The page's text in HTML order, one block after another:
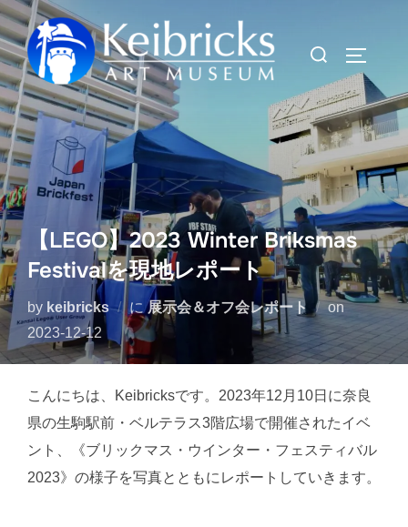
コ
ン
テ
ン
ツ
へ
ス
キ
ッ
プ
検
対
象:
【LEGO】2023 Winter Briksmas
Festivalを現地レポート
by keibricks に展示会＆オフ会レポート on 投
稿
日:
2023-12-12
こんにちは、Keibricksです。2023年12月10日に奈良
県の生駒駅前・ベルテラス3階広場で開催されたイベ
ント、《ブリックマス・ウインター・フェスティバル
2023》の様子を写真とともにレポートしていきます。